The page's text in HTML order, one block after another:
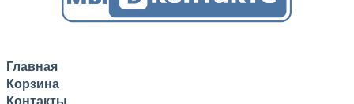
Главная
Корзина